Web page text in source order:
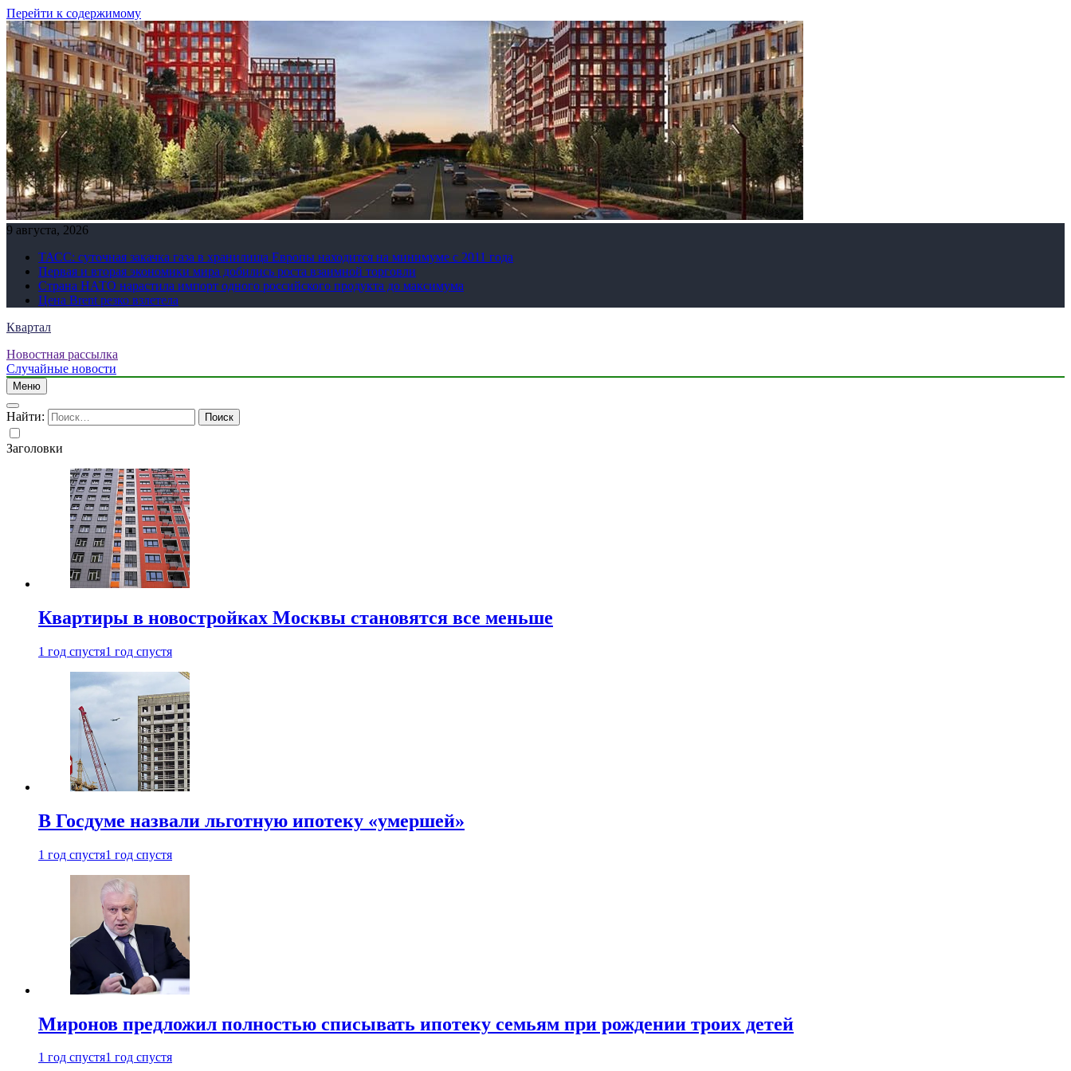
Перейти к содержимому
9 августа, 2026
ТАСС: суточная закачка газа в хранилища Европы находится на минимуме с 2011 года
Первая и вторая экономики мира добились роста взаимной торговли
Страна НАТО нарастила импорт одного российского продукта до максимума
Цена Brent резко взлетела
Квартал
Новостная рассылка
Случайные новости
Меню
Найти:
Заголовки
Квартиры в новостройках Москвы становятся все меньше
1 год спустя1 год спустя
В Госдуме назвали льготную ипотеку «умершей»
1 год спустя1 год спустя
Миронов предложил полностью списывать ипотеку семьям при рождении троих детей
1 год спустя1 год спустя